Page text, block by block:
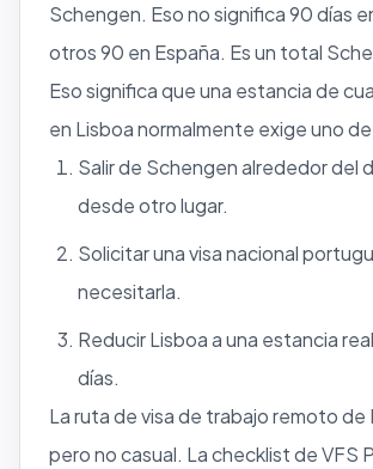
Schengen. Eso no significa 90 días
otros 90 en España. Es un total
Eso significa que una estancia de
en Lisboa normalmente exige uno
Salir de Schengen alrededor del
desde otro lugar.
Solicitar una visa nacional
necesitarla.
Reducir Lisboa a una estancia
días.
La ruta de visa de trabajo remoto de
pero no casual. La checklist de VFS